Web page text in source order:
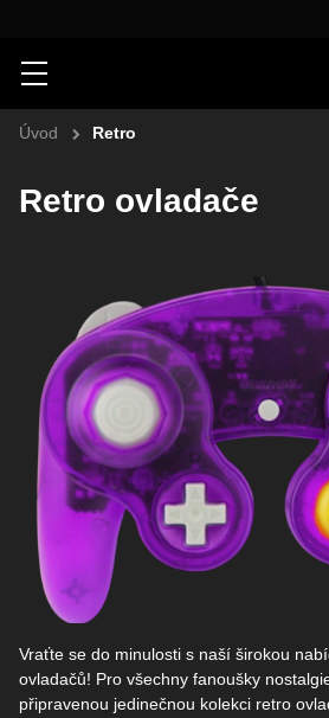
Hledat
Menu
Úvod Retro
Retro ovladače
Vraťte se do minulosti s naší širokou
ovladačů! Pro všechny fanoušky
připravenou jedinečnou kolekci retro